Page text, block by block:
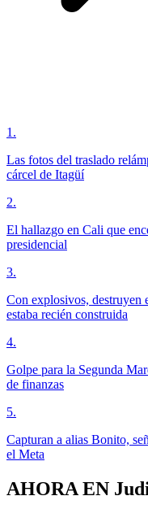
1 .
Las fotos del traslado
cárcel de Itagüí
2.
El hallazgo en Cali que
presidencial
3.
Con explosivos, destruyen
estaba recién construida
4.
Golpe para la Segunda
de finanzas
5.
Capturan a alias Bonito,
el Meta
AHORA EN